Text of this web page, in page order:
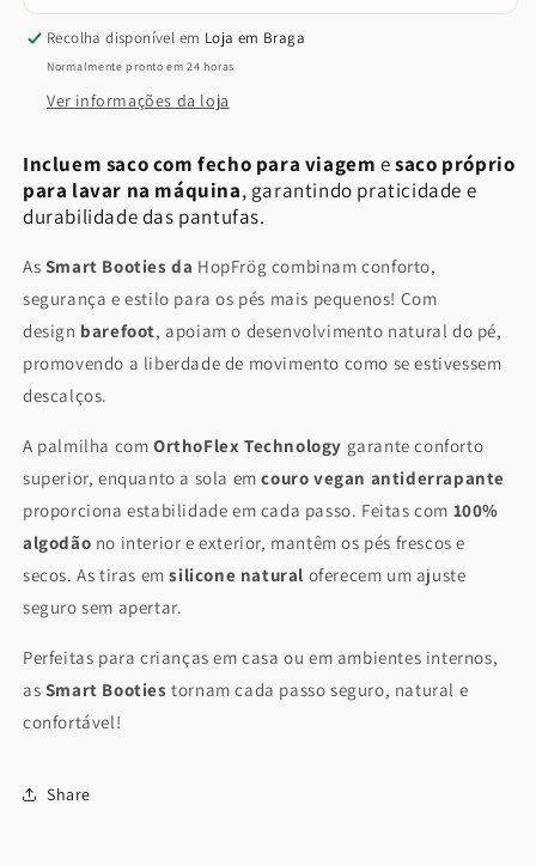
Recolha disponível em Loja em Braga
Normalmente pronto em 24 horas
Ver informações da loja
Incluem saco com fecho para viagem esaco próprio
para lavar na máquina, garantindo praticidade e
durabilidade das pantufas.
As Smart Booties da HopFrög combinam conforto,
segurança e estilo para os pés mais pequenos! Com
design barefoot, apoiam o desenvolvimento natural do pé,
promovendo a liberdade de movimento como se estivessem
descalços.
A palmilha com OrthoFlex Technology garante conforto
superior, enquanto a sola emcouro vegan antiderrapante
proporciona estabilidade em cada passo. Feitas com 100%
algodão no interior e exterior, mantêm os pés frescos e
secos. As tiras emsilicone natural oferecem um ajuste
seguro sem apertar.
Perfeitas para crianças em casa ou em ambientes internos,
as Smart Booties tornam cada passo seguro, natural e
confortável!
Share